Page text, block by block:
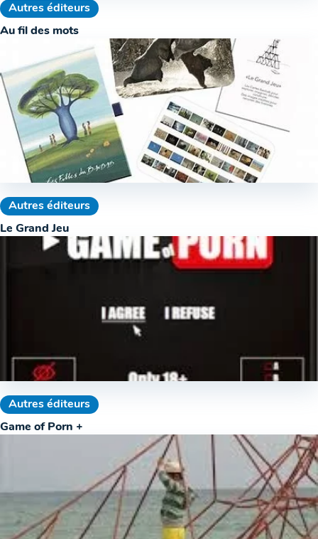
Autres éditeurs
Au fil des mots
Autres éditeurs
Le Grand Jeu
Autres éditeurs
Game of Porn +